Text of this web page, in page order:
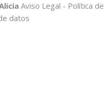
Aviso Legal - Política de
datos